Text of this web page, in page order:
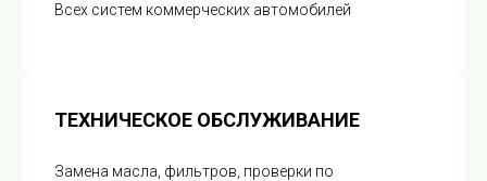
Всех систем коммерческих автомобилей
ТЕХНИЧЕСКОЕ ОБСЛУЖИВАНИЕ
Замена масла, фильтров, проверки по